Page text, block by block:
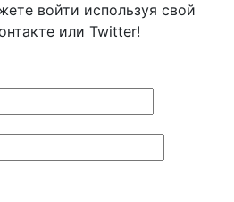
войти используя свой
или Twitter!